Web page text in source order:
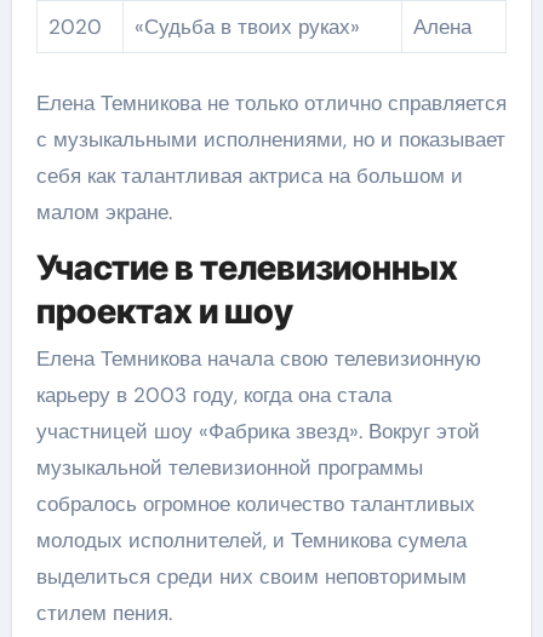
2020
«Судьба в твоих руках» Алена
Елена Темникова не только отлично справляется
с музыкальными исполнениями, но и показывает
себя как талантливая актриса на большом и
малом экране.
Участие в телевизионных
проектах и шоу
Елена Темникова начала свою телевизионную
карьеру в 2003 году, когда она стала
участницей шоу «Фабрика звезд». Вокруг этой
музыкальной телевизионной программы
собралось огромное количество талантливых
молодых исполнителей, и Темникова сумела
выделиться среди них своим неповторимым
стилем пения.